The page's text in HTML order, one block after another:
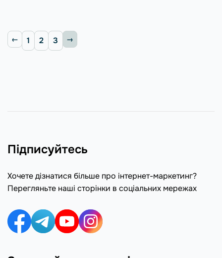
1 2 3
Підписуйтесь
Хочете дізнатися більше про інтернет-маркетинг?
Перегляньте наші сторінки в соціальних мережах